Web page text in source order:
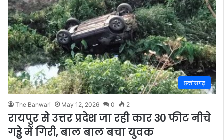
छत्तीसगढ़
The Banwari May 12, 2026 0 2
रायपुर से उत्तर प्रदेश जा रही कार 30 फीट नीचे
गड्ढे में गिरी, बाल बाल बचा युवक